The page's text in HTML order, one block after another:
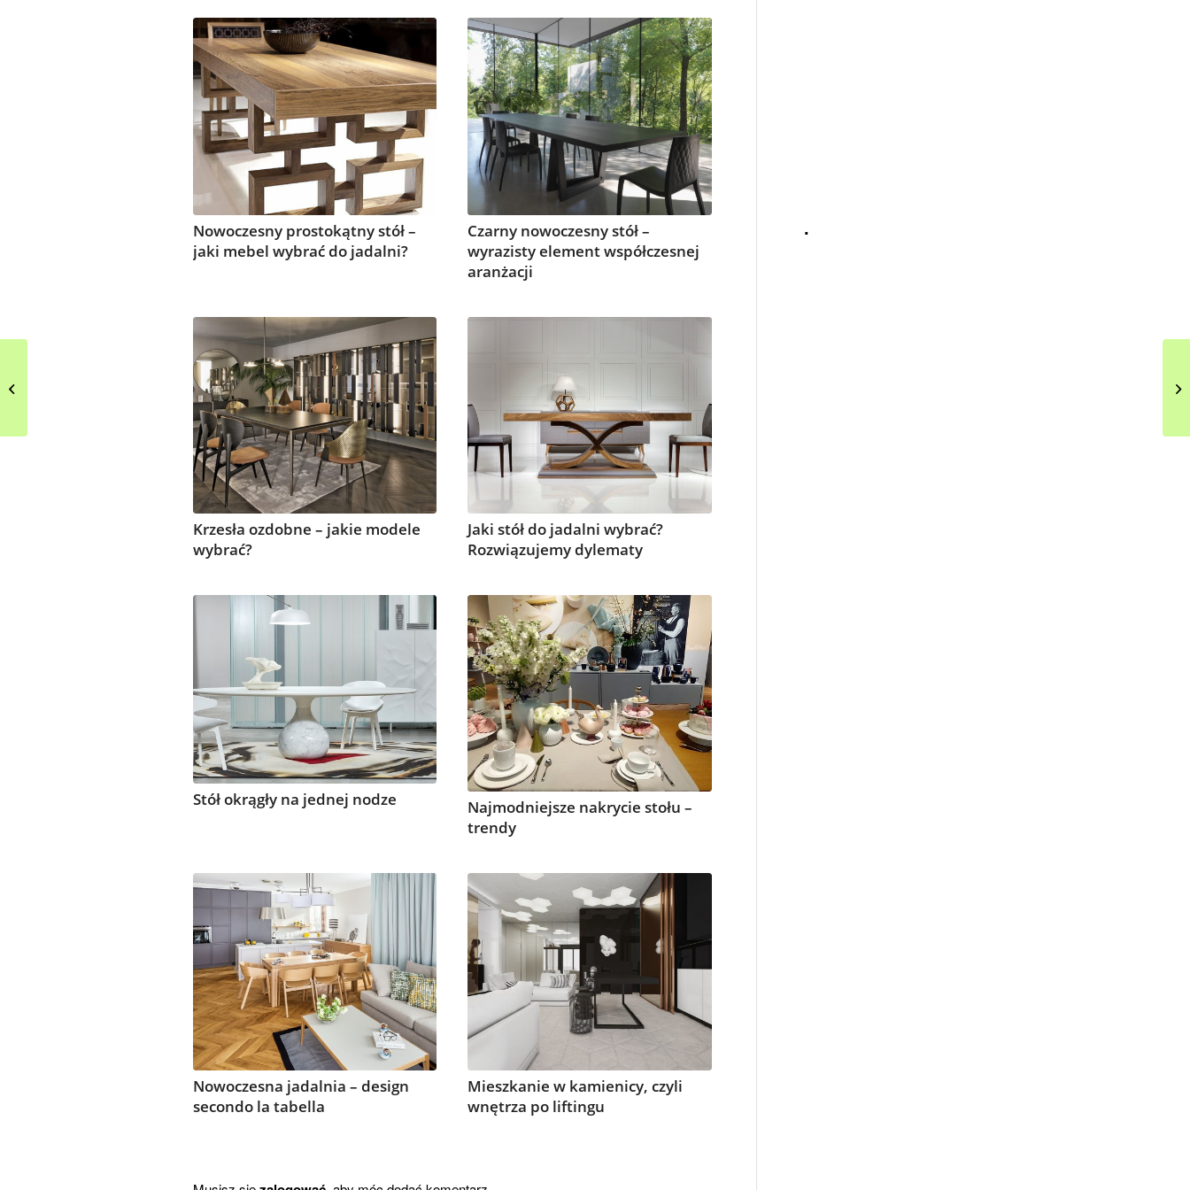
Nowoczesny prostokątny stół –
jaki mebel wybrać do jadalni?
Czarny nowoczesny stół –
wyrazisty element współczesnej
aranżacji
Krzesła ozdobne – jakie modele
wybrać?
Jaki stół do jadalni wybrać?
Rozwiązujemy dylematy
Stół okrągły na jednej nodze
Najmodniejsze nakrycie stołu –
trendy
Nowoczesna jadalnia – design
secondo la tabella
Mieszkanie w kamienicy, czyli
wnętrza po liftingu